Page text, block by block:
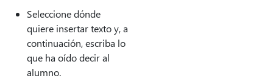
Seleccione dónde
quiere insertar texto y, a
continuación, escriba lo
que ha oído decir al
alumno.